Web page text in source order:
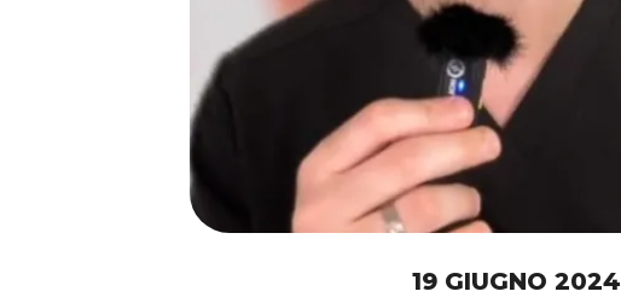
19 GIUGNO 2024